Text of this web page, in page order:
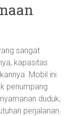
sangat
kapasitas
Mobil ini
penumpang
duduk,
perjalanan.